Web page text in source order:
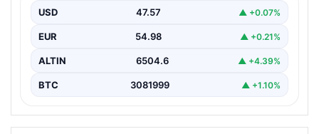
USD 47.57 ▲ +0.07%
EUR 54.98 ▲ +0.21%
ALTIN 6504.6 ▲ +4.39%
BTC 3081999 ▲ +1.10%